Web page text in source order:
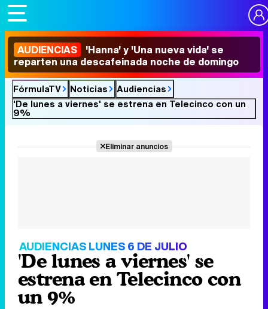
AUDIENCIAS 'Hanna' y 'Una nueva vida' se
reparten una descafeinada noche de domingo
FórmulaTV Noticias
Audiencias
'De lunes a viernes' se estrena en Telecinco con un
9%
Eliminar anuncios
AUDIENCIAS LUNES 6 DE JULIO
'De lunes a viernes' se
estrena en Telecinco con
un 9%